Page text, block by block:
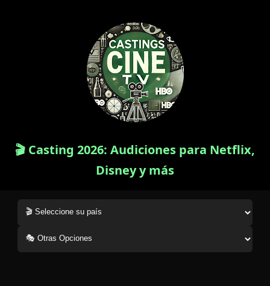
🎬 Casting 2026: Audiciones para Netflix,
Disney y más